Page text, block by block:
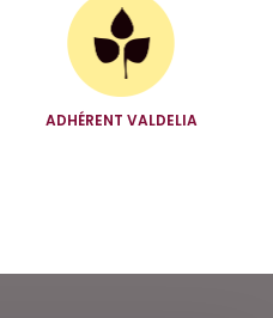
ADHÉRENT VALDELIA